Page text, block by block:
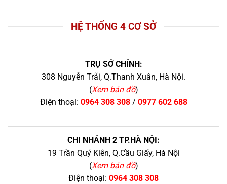
HỆ THỐNG 4 CƠ SỞ
TRỤ SỞ CHÍNH:
308 Nguyễn Trãi, Q.Thanh Xuân, Hà Nội.
(Xem bản đồ)
Điện thoại: 0964 308 308/ 0977 602 688
CHI NHÁNH 2 TP.HÀ NỘI:
19 Trần Quý Kiên, Q.Cầu Giấy, Hà Nội
(Xem bản đồ)
Điện thoại: 0964 308 308